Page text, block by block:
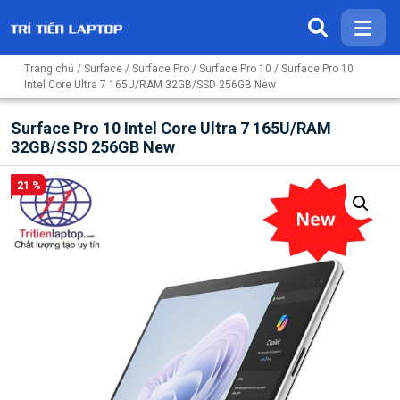
Trang chủ / Surface / Surface Pro / Surface Pro 10 / Surface Pro 10
Intel Core Ultra 7 165U/RAM 32GB/SSD 256GB New
Surface Pro 10 Intel Core Ultra 7 165U/RAM
32GB/SSD 256GB New
21 %